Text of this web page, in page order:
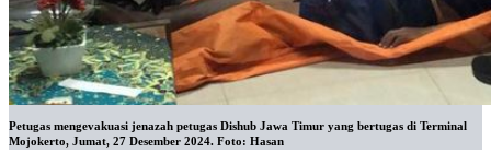
Petugas mengevakuasi jenazah petugas Dishub Jawa Timur yang bertugas di Terminal
Mojokerto, Jumat, 27 Desember 2024. Foto: Hasan